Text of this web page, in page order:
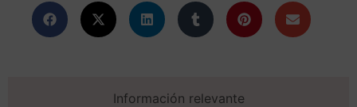
Información relevante